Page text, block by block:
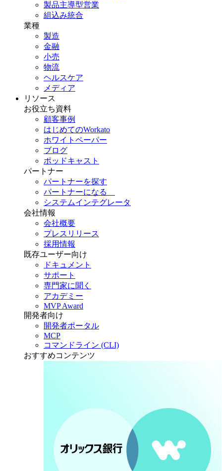
製品主導型営業
組込み統合
業種
製造
金融
小売
物流
ヘルスケア
メディア
リソース
お役立ち資料
顧客事例
はじめてのWorkato
ホワイトペーパー
ブログ
ポッドキャスト
パートナー
パートナーを探す
パートナーになる
システムインテグレータ
会社情報
会社概要
プレスリリース
採用情報
既存ユーザー向け
ドキュメント
サポート
専門家に聞く
アカデミー
MVP Award
開発者向け
開発者ポータル
MCP
コマンドライン (CLI)
おすすめコンテンツ